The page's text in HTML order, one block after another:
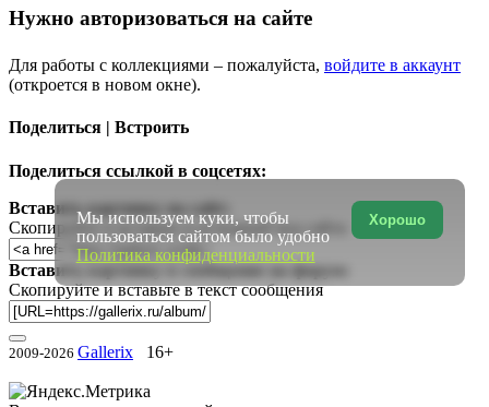
Нужно авторизоваться на сайте
Для работы с коллекциями – пожалуйста, войдите в аккаунт
(откроется в новом окне).
Поделиться | Встроить
Поделиться ссылкой в соцсетях:
Вставить картинку на сайт:
Скопируйте и вставьте в исходный код сайта
Вставить картинку в сообщение на форум:
Скопируйте и вставьте в текст сообщения
2009-2026 Gallerix 16+
Хорошо
Мы используем куки, чтобы
пользоваться сайтом было удобно
Политика конфиденциальности